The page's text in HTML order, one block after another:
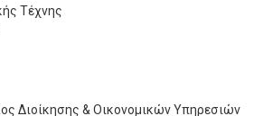
Τέχνης
Διοίκησης & Οικονομικών Υπηρεσιών